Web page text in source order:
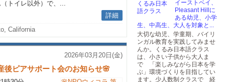
トイレ以外）で、...
詳細
California
2026年03月20日(金)
後ピアサポート会のお知らせ🌸
イーストベイ、
Pleasant Hillに
ある幼児、小学
生、中高生、大人を対象と...
大切な幼児、学童期、バイリ
ンガル教育を実践してみませ
んか。くるみ日本語クラス
は、小さい子供から大人ま
で 「楽しみながら日本を学
ぶ」環境づくりを目指してい
ます。少人数制クラスで 経